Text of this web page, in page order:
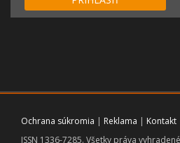
Ochrana súkromia | Reklama | Kontakt
ISSN 1336-7285. Všetky práva